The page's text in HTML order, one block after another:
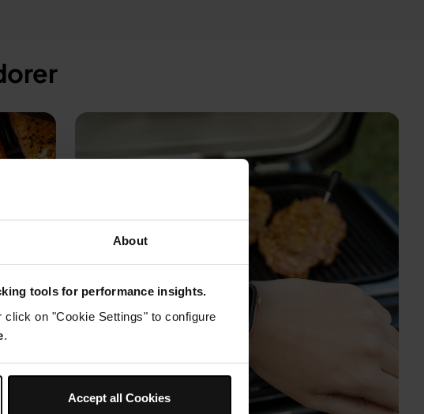
About
tools for performance insights.
on "Cookie Settings" to configure
.
Accept all Cookies